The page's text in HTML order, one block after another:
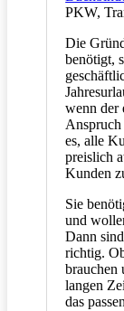
PKW,
Die
benötigt,
wenn der
es, alle
preislich
Kunden
Sie
und
Dann
richtig.
brauchen
langen
das